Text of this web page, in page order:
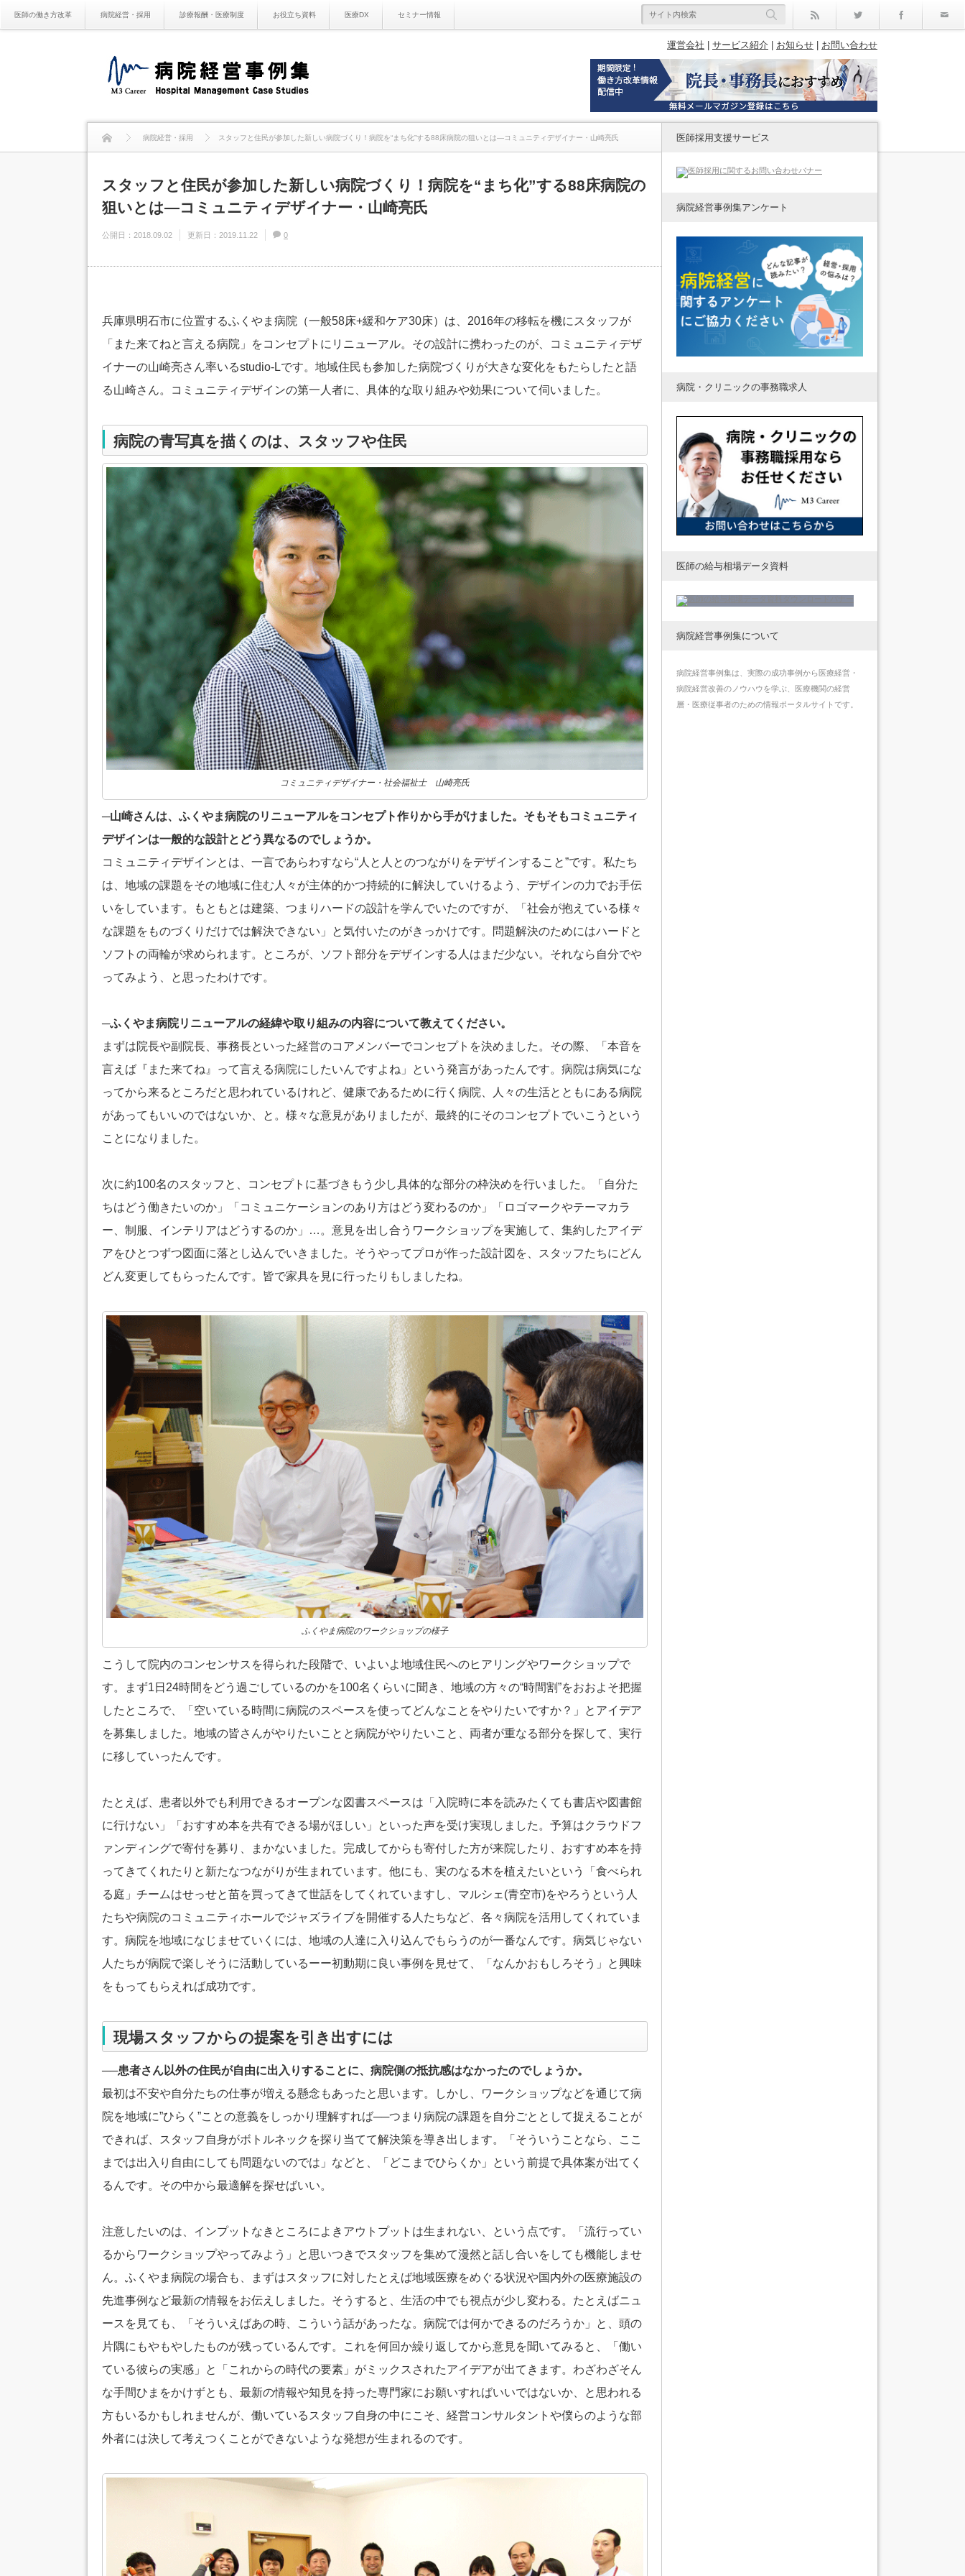
医師の働き方改革 病院経営・採用 診療報酬・医療制度 お役立ち資料 医療DX セミナー情報
運営会社 サービス紹介 お知らせ お問い合わせ
病院経営・採用 スタッフと住民が参加した新しい病院づくり！病院を“まち化”する88床病院の狙いとは―コミュニティデザイナー・山崎亮氏
スタッフと住民が参加した新しい病院づくり！病院を“まち化”する88床病院の
狙いとは―コミュニティデザイナー・山崎亮氏
公開日： 2018.09.02 更新日： 2019.11.22 0
兵庫県明石市に位置するふくやま病院（一般58床+緩和ケア30床）は、2016年の移転を機にスタッフが
「また来てねと言える病院」をコンセプトにリニューアル。その設計に携わったのが、コミュニティデザ
イナーの山崎亮さん率いるstudio-Lです。地域住民も参加した病院づくりが大きな変化をもたらしたと語
る山崎さん。コミュニティデザインの第一人者に、具体的な取り組みや効果について伺いました。
病院の青写真を描くのは、スタッフや住民
コミュニティデザイナー・社会福祉士 山崎亮氏
─山崎さんは、ふくやま病院のリニューアルをコンセプト作りから手がけました。そもそもコミュニティ
デザインは一般的な設計とどう異なるのでしょうか。
コミュニティデザインとは、一言であらわすなら“人と人とのつながりをデザインすること”です。私たち
は、地域の課題をその地域に住む人々が主体的かつ持続的に解決していけるよう、デザインの力でお手伝
いをしています。もともとは建築、つまりハードの設計を学んでいたのですが、「社会が抱えている様々
な課題をものづくりだけでは解決できない」と気付いたのがきっかけです。問題解決のためにはハードと
ソフトの両輪が求められます。ところが、ソフト部分をデザインする人はまだ少ない。それなら自分でや
ってみよう、と思ったわけです。
─ふくやま病院リニューアルの経緯や取り組みの内容について教えてください。
まずは院長や副院長、事務長といった経営のコアメンバーでコンセプトを決めました。その際、「本音を
言えば『また来てね』って言える病院にしたいんですよね」という発言があったんです。病院は病気にな
ってから来るところだと思われているけれど、健康であるために行く病院、人々の生活とともにある病院
があってもいいのではないか、と。様々な意見がありましたが、最終的にそのコンセプトでいこうという
ことになりました。
次に約100名のスタッフと、コンセプトに基づきもう少し具体的な部分の枠決めを行いました。「自分た
ちはどう働きたいのか」「コミュニケーションのあり方はどう変わるのか」「ロゴマークやテーマカラ
ー、制服、インテリアはどうするのか」…。意見を出し合うワークショップを実施して、集約したアイデ
アをひとつずつ図面に落とし込んでいきました。そうやってプロが作った設計図を、スタッフたちにどん
どん変更してもらったんです。皆で家具を見に行ったりもしましたね。
ふくやま病院のワークショップの様子
こうして院内のコンセンサスを得られた段階で、いよいよ地域住民へのヒアリングやワークショップで
す。まず1日24時間をどう過ごしているのかを100名くらいに聞き、地域の方々の“時間割”をおおよそ把握
したところで、「空いている時間に病院のスペースを使ってどんなことをやりたいですか？」とアイデア
を募集しました。地域の皆さんがやりたいことと病院がやりたいこと、両者が重なる部分を探して、実行
に移していったんです。
たとえば、患者以外でも利用できるオープンな図書スペースは「入院時に本を読みたくても書店や図書館
に行けない」「おすすめ本を共有できる場がほしい」といった声を受け実現しました。予算はクラウドフ
ァンディングで寄付を募り、まかないました。完成してからも寄付した方が来院したり、おすすめ本を持
ってきてくれたりと新たなつながりが生まれています。他にも、実のなる木を植えたいという「食べられ
る庭」チームはせっせと苗を買ってきて世話をしてくれていますし、マルシェ(青空市)をやろうという人
たちや病院のコミュニティホールでジャズライブを開催する人たちなど、各々病院を活用してくれていま
す。病院を地域になじませていくには、地域の人達に入り込んでもらうのが一番なんです。病気じゃない
人たちが病院で楽しそうに活動しているーー初動期に良い事例を見せて、「なんかおもしろそう」と興味
をもってもらえれば成功です。
現場スタッフからの提案を引き出すには
──患者さん以外の住民が自由に出入りすることに、病院側の抵抗感はなかったのでしょうか。
最初は不安や自分たちの仕事が増える懸念もあったと思います。しかし、ワークショップなどを通じて病
院を地域に”ひらく”ことの意義をしっかり理解すれば──つまり病院の課題を自分ごととして捉えることが
できれば、スタッフ自身がボトルネックを探り当てて解決策を導き出します。「そういうことなら、ここ
までは出入り自由にしても問題ないのでは」などと、「どこまでひらくか」という前提で具体案が出てく
るんです。その中から最適解を探せばいい。
注意したいのは、インプットなきところによきアウトプットは生まれない、という点です。「流行ってい
るからワークショップやってみよう」と思いつきでスタッフを集めて漫然と話し合いをしても機能しませ
ん。ふくやま病院の場合も、まずはスタッフに対したとえば地域医療をめぐる状況や国内外の医療施設の
先進事例など最新の情報をお伝えしました。そうすると、生活の中でも視点が少し変わる。たとえばニュ
ースを見ても、「そういえばあの時、こういう話があったな。病院では何かできるのだろうか」と、頭の
片隅にもやもやしたものが残っているんです。これを何回か繰り返してから意見を聞いてみると、「働い
ている彼らの実感」と「これからの時代の要素」がミックスされたアイデアが出てきます。わざわざそん
な手間ひまをかけずとも、最新の情報や知見を持った専門家にお願いすればいいではないか、と思われる
方もいるかもしれませんが、働いているスタッフ自身の中にこそ、経営コンサルタントや僕らのような部
外者には決して考えつくことができないような発想が生まれるのです。
医師採用支援サービス
病院経営事例集アンケート
病院・クリニックの事務職求人
医師の給与相場データ資料
病院経営事例集について
病院経営事例集は、実際の成功事例から医療経営・
病院経営改善のノウハウを学ぶ、医療機関の経営
層・医療従事者のための情報ポータルサイトです。